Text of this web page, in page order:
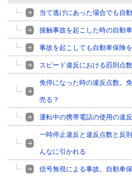
当て逃げにあった場合でも自
接触事故を起こした時の自動
事故を起こしても自動車保険
スピード違反における罰則点
免停になった時の違反点数。
売る？
運転中の携帯電話の使用の違
一時停止違反と違反点数と反
んなに引かれる
信号無視による事故。自動車